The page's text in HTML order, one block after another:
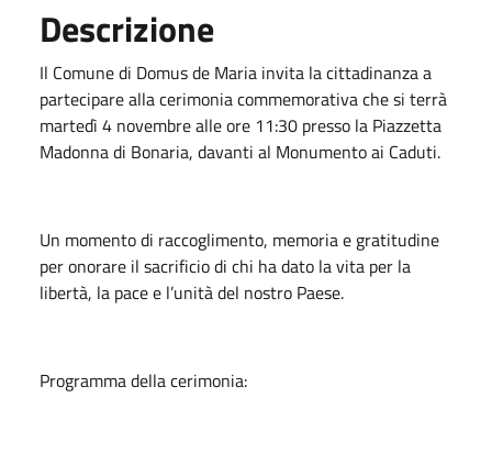
Descrizione
Il Comune di Domus de Maria invita la cittadinanza a
partecipare alla cerimonia commemorativa che si terrà
martedì 4 novembre alle ore 11:30 presso la Piazzetta
Madonna di Bonaria, davanti al Monumento ai Caduti.
Un momento di raccoglimento, memoria e gratitudine
per onorare il sacrificio di chi ha dato la vita per la
libertà, la pace e l’unità del nostro Paese.
Programma della cerimonia: